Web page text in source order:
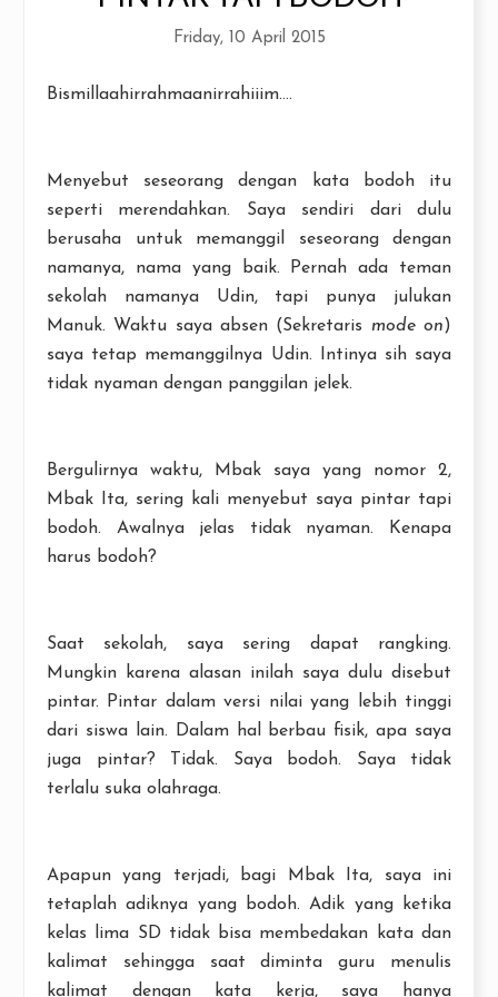
Friday, 10 April 2015
Bismillaahirrahmaanirrahiiim....
Menyebut seseorang dengan kata bodoh itu
seperti merendahkan. Saya sendiri dari dulu
berusaha untuk memanggil seseorang dengan
namanya, nama yang baik. Pernah ada teman
sekolah namanya Udin, tapi punya julukan
Manuk. Waktu saya absen (Sekretaris mode on)
saya tetap memanggilnya Udin. Intinya sih saya
tidak nyaman dengan panggilan jelek.
Bergulirnya waktu, Mbak saya yang nomor 2,
Mbak Ita, sering kali menyebut saya pintar tapi
bodoh. Awalnya jelas tidak nyaman. Kenapa
harus bodoh?
Saat sekolah, saya sering dapat rangking.
Mungkin karena alasan inilah saya dulu disebut
pintar. Pintar dalam versi nilai yang lebih tinggi
dari siswa lain. Dalam hal berbau fisik, apa saya
juga pintar? Tidak. Saya bodoh. Saya tidak
terlalu suka olahraga.
Apapun yang terjadi, bagi Mbak Ita, saya ini
tetaplah adiknya yang bodoh. Adik yang ketika
kelas lima SD tidak bisa membedakan kata dan
kalimat sehingga saat diminta guru menulis
kalimat dengan kata kerja, saya hanya